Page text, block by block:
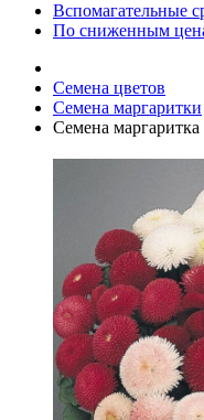
Вспомагательные
По сниженным
Семена цветов
Семена маргаритки
Семена